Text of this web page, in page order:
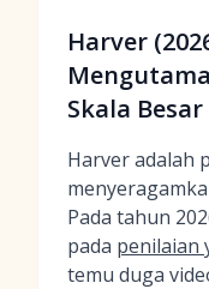
Harver
Skala Besar
Harver adalah
Pada tahun
pada penilaian
temu duga